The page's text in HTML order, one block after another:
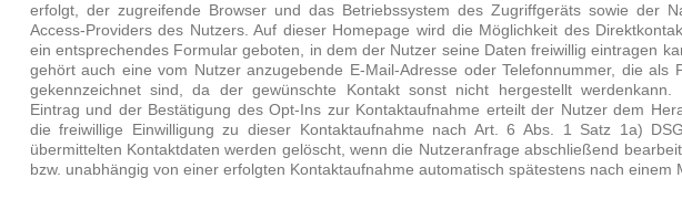
erfolgt, der zugreifende Browser und das Betriebssystem des Zugriffgeräts sowie der
Access-Providers des Nutzers. Auf dieser Homepage wird die Möglichkeit des
ein entsprechendes Formular geboten, in dem der Nutzer seine Daten freiwillig eintragen
gehört auch eine vom Nutzer anzugebende E-Mail-Adresse oder Telefonnummer, die als
gekennzeichnet sind, da der gewünschte Kontakt sonst nicht hergestellt werdenkann.
Eintrag und der Bestätigung des Opt-Ins zur Kontaktaufnahme erteilt der Nutzer dem
die freiwillige Einwilligung zu dieser Kontaktaufnahme nach Art. 6 Abs. 1 Satz 1a)
übermittelten Kontaktdaten werden gelöscht, wenn die Nutzeranfrage abschließend
bzw. unabhängig von einer erfolgten Kontaktaufnahme automatisch spätestens nach einem